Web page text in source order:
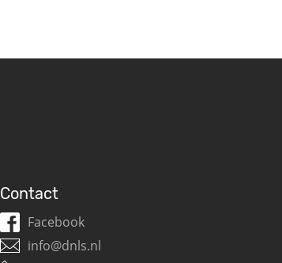
Contact
Facebook
info@dnls.nl